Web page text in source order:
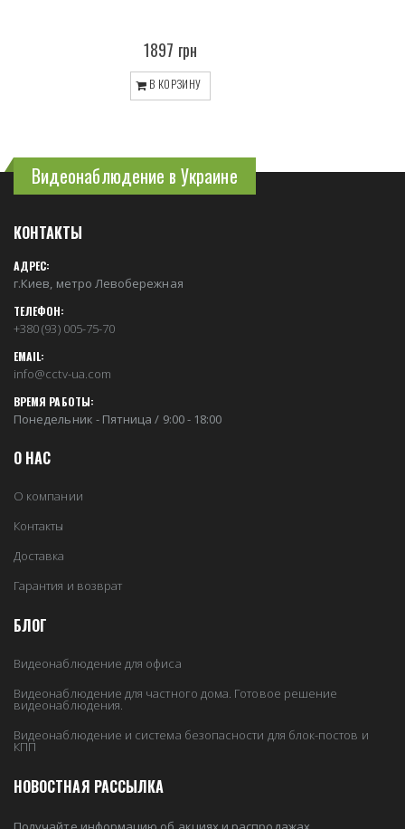
1897 грн
В КОРЗИНУ
Видеонаблюдение в Украине
КОНТАКТЫ
АДРЕС:
г.Киев, метро Левобережная
ТЕЛЕФОН:
+380 (93) 005-75-70
EMAIL:
info@cctv-ua.com
ВРЕМЯ РАБОТЫ:
Понедельник - Пятница / 9:00 - 18:00
О НАС
О компании
Контакты
Доставка
Гарантия и возврат
БЛОГ
Видеонаблюдение для офиса
Видеонаблюдение для частного дома. Готовое решение
видеонаблюдения.
Видеонаблюдение и система безопасности для блок-постов и
КПП
НОВОСТНАЯ РАССЫЛКА